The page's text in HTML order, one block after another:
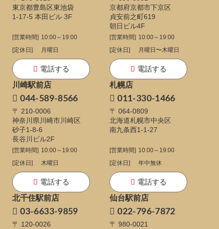
東京都豊島区東池袋
1-17-5 本田ビル 3F
[営業時間] 10:00～19:00
[定休日]
月曜日
電話する
京都府京都市下京区
貞安前之町619
朝日ビル4F
[営業時間] 10:00～19:00
[定休日]
月曜日〜木曜日
電話する
川崎駅前店
044-589-8566
〒 210-0006
神奈川県川崎市川崎区
砂子1-8-6
長谷川ビル2F
[営業時間] 10:00～19:00
[定休日]
木曜日
電話する
札幌店
011-330-1466
〒 064-0809
北海道札幌市中央区
南九条西1-1-27
[営業時間] 10:00～19:00
[定休日]
年中無休
電話する
北千住駅前店
03-6633-9859
〒 120-0026
仙台駅前店
022-796-7872
〒 980-0021